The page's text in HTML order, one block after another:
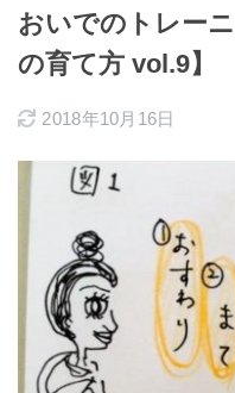
おいでのトレー
の育て方 vol.9】
2018年10月16日